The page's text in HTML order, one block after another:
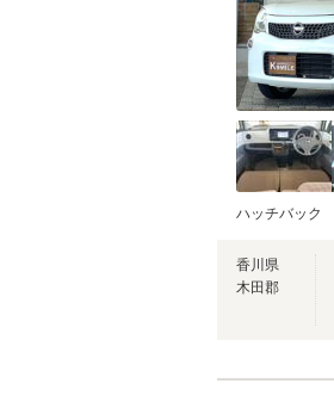
ハッチバック
香川県
木田郡